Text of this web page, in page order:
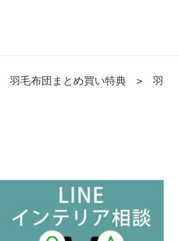
羽毛布団まとめ買い特典 ＞
羽